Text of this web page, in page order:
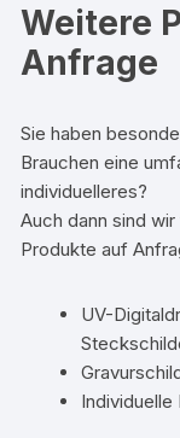
Weitere
Anfrage
Sie haben
Brauchen eine
individuelleres?
Auch dann sind
Produkte auf
UV-